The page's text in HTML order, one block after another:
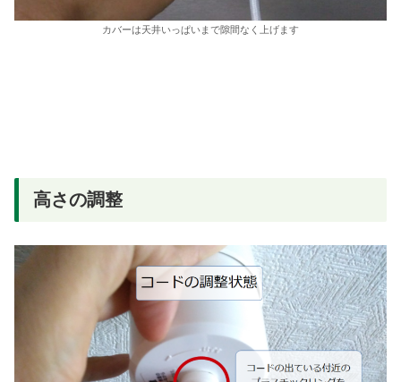
カバーは天井いっぱいまで隙間なく上げます
高さの調整